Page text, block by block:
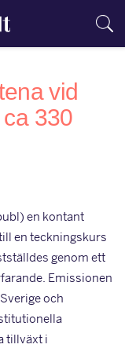
vid
330
en kontant
en teckningskurs
genom ett
Emissionen
och
tillväxt i